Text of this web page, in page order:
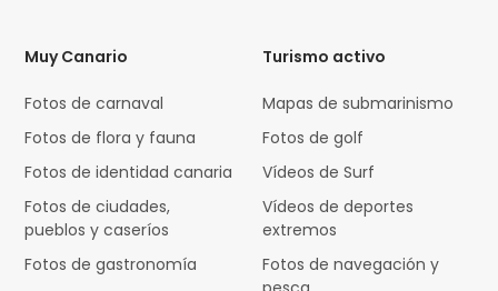
Muy Canario
Fotos de carnaval
Fotos de flora y fauna
Fotos de identidad canaria
Fotos de ciudades,
pueblos y caseríos
Fotos de gastronomía
Turismo activo
Mapas de submarinismo
Fotos de golf
Vídeos de Surf
Vídeos de deportes
extremos
Fotos de navegación y